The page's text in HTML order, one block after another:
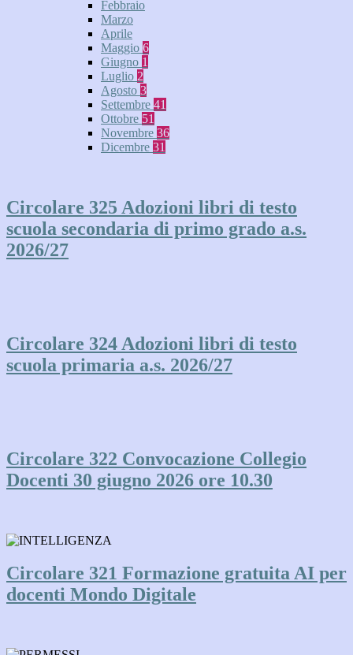
Febbraio
Marzo
Aprile
Maggio 6
Giugno 1
Luglio 2
Agosto 3
Settembre 41
Ottobre 51
Novembre 36
Dicembre 31
Circolare 325 Adozioni libri di testo
scuola secondaria di primo grado a.s.
2026/27
Circolare 324 Adozioni libri di testo
scuola primaria a.s. 2026/27
Circolare 322 Convocazione Collegio
Docenti 30 giugno 2026 ore 10.30
Circolare 321 Formazione gratuita AI per
docenti Mondo Digitale